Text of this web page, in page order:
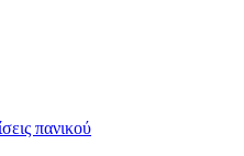
πανικού